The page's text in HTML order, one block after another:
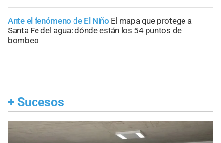
Ante el fenómeno de El Niño El mapa que protege a
Santa Fe del agua: dónde están los 54 puntos de
bombeo
+ Sucesos